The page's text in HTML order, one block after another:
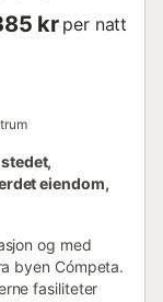
kr per natt
eiendom,
og med
byen Cómpeta.
fasiliteter